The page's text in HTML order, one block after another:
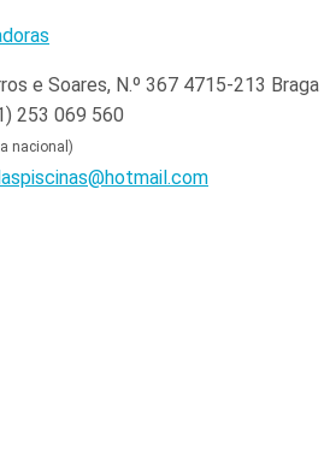
e Soares, N.º 367 4715-213 Braga
253 069 560
nacional)